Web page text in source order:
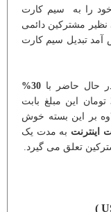
را به سیم کارت
نظیر مشترکین دائمی
آمد تبدیل سیم کارت
حال حاضر با
30%
فقط 70،000 تومان بوده که 36،000 تومان این مبلغ بابت
بر این بسته خوش
به مدت یک
تعلق می گیرد.